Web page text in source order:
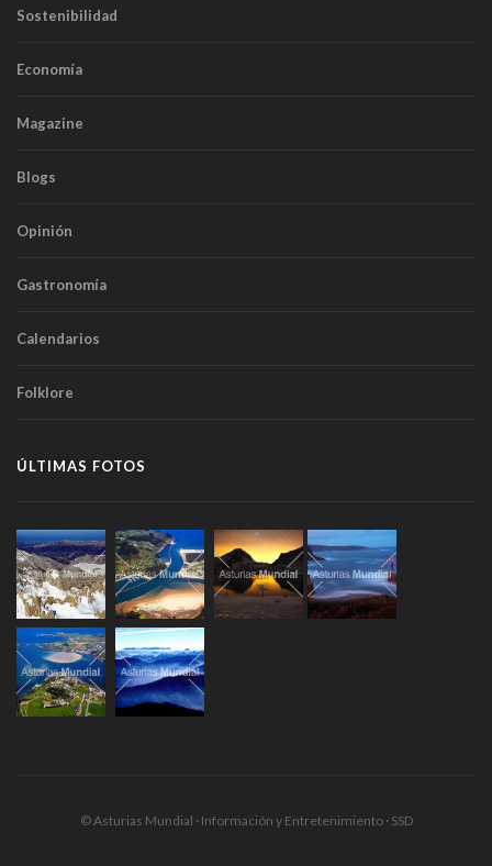
Sostenibilidad
Economía
Magazine
Blogs
Opinión
Gastronomía
Calendarios
Folklore
ÚLTIMAS FOTOS
© Asturias Mundial · Información y Entretenimiento · SSD